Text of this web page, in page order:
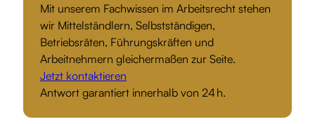
Mit unserem Fachwissen im Arbeitsrecht stehen
wir Mittelständlern, Selbstständigen,
Betriebsräten, Führungskräften und
Arbeitnehmern gleichermaßen zur Seite.
Jetzt kontaktieren
Antwort garantiert innerhalb von 24 h.